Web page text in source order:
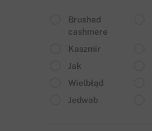
Brushed
cashmere
Kaszmir
Jak
Wielbłąd
Jedwab